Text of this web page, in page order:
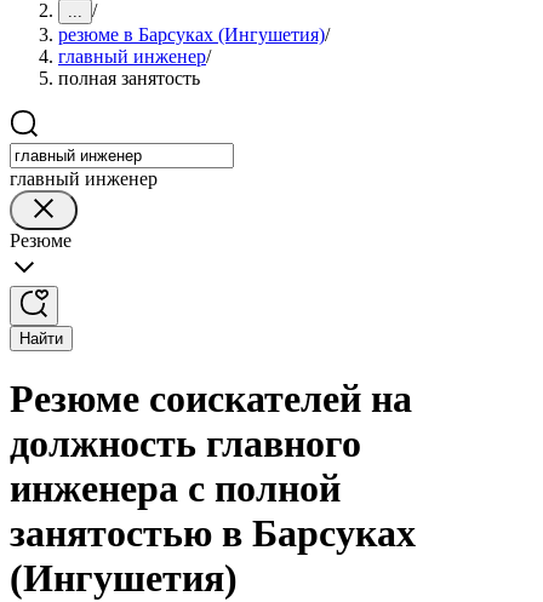
... /
резюме в Барсуках (Ингушетия)/
главный инженер/
полная занятость
главный инженер
Резюме
Найти
Резюме соискателей на
должность главного
инженера с полной
занятостью в Барсуках
(Ингушетия)